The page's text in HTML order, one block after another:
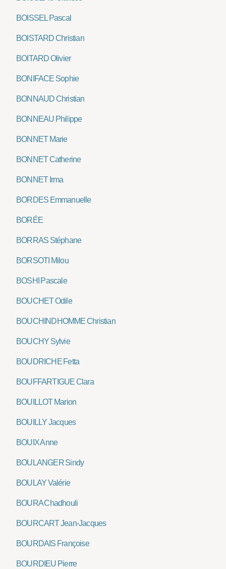
BOISSEL Pascal
BOISTARD Christian
BOITARD Olivier
BONIFACE Sophie
BONNAUD Christian
BONNEAU Philippe
BONNET Marie
BONNET Catherine
BONNET Irma
BORDES Emmanuelle
BORÉE
BORRAS Stéphane
BORSOTI Milou
BOSHI Pascale
BOUCHET Odile
BOUCHINDHOMME Christian
BOUCHY Sylvie
BOUDRICHE Fetta
BOUFFARTIGUE Clara
BOUILLOT Marion
BOUILLY Jacques
BOUIX Anne
BOULANGER Sindy
BOULAY Valérie
BOURA Chadhouli
BOURCART Jean-Jacques
BOURDAIS Françoise
BOURDIEU Pierre